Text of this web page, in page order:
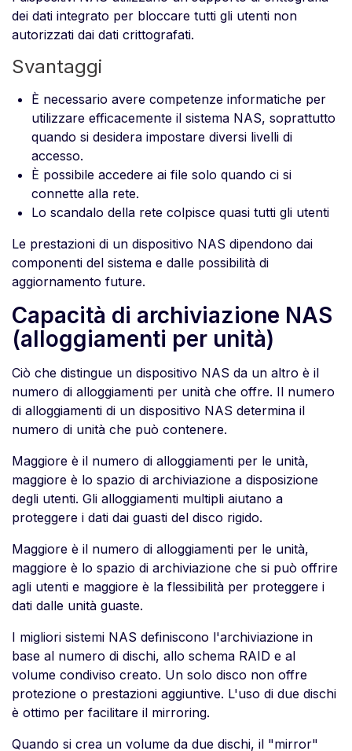
dei dati integrato per bloccare tutti gli utenti non
autorizzati dai dati crittografati.
Svantaggi
È necessario avere competenze informatiche per
utilizzare efficacemente il sistema NAS, soprattutto
quando si desidera impostare diversi livelli di
accesso.
È possibile accedere ai file solo quando ci si
connette alla rete.
Lo scandalo della rete colpisce quasi tutti gli utenti
Le prestazioni di un dispositivo NAS dipendono dai
componenti del sistema e dalle possibilità di
aggiornamento future.
Capacità di archiviazione NAS
(alloggiamenti per unità)
Ciò che distingue un dispositivo NAS da un altro è il
numero di alloggiamenti per unità che offre. Il numero
di alloggiamenti di un dispositivo NAS determina il
numero di unità che può contenere.
Maggiore è il numero di alloggiamenti per le unità,
maggiore è lo spazio di archiviazione a disposizione
degli utenti. Gli alloggiamenti multipli aiutano a
proteggere i dati dai guasti del disco rigido.
Maggiore è il numero di alloggiamenti per le unità,
maggiore è lo spazio di archiviazione che si può offrire
agli utenti e maggiore è la flessibilità per proteggere i
dati dalle unità guaste.
I migliori sistemi NAS definiscono l'archiviazione in
base al numero di dischi, allo schema RAID e al
volume condiviso creato. Un solo disco non offre
protezione o prestazioni aggiuntive. L'uso di due dischi
è ottimo per facilitare il mirroring.
Quando si crea un volume da due dischi, il "mirror"